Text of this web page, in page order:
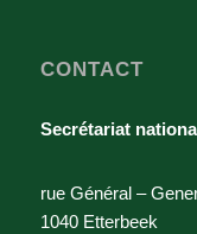
CONTACT
Secrétariat
rue Général –
1040 Etterbeek